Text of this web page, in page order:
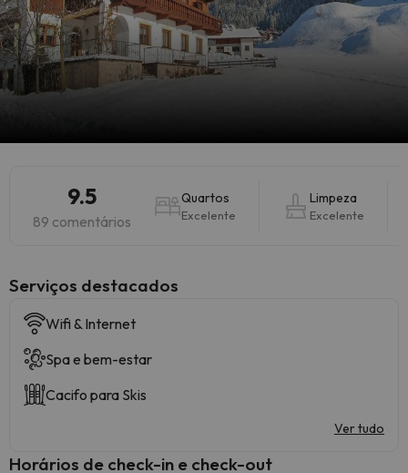
9.5
89 comentários
Quartos
Excelente
Limpeza
Excelente
Serviços destacados
Wifi & Internet
Spa e bem-estar
Cacifo para Skis
Ver tudo
Horários de check-in e check-out